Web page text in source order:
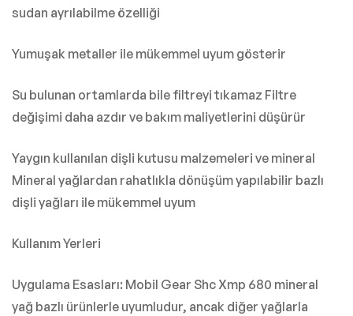
sudan ayrılabilme özelliği
Yumuşak metaller ile mükemmel uyum gösterir
Su bulunan ortamlarda bile filtreyi tıkamaz Filtre
değişimi daha azdır ve bakım maliyetlerini düşürür
Yaygın kullanılan dişli kutusu malzemeleri ve mineral
Mineral yağlardan rahatlıkla dönüşüm yapılabilir bazlı
dişli yağları ile mükemmel uyum
Kullanım Yerleri
Uygulama Esasları: Mobil Gear Shc Xmp 680 mineral
yağ bazlı ürünlerle uyumludur, ancak diğer yağlarla